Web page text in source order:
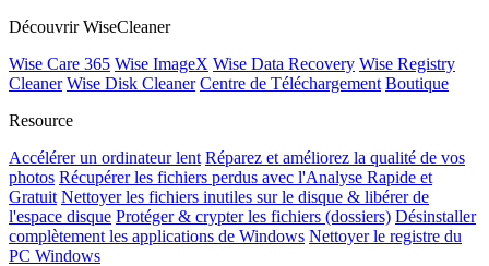
Découvrir WiseCleaner
Wise Care 365 Wise ImageX Wise Data Recovery Wise Registry
Cleaner Wise Disk Cleaner Centre de Téléchargement Boutique
Resource
Accélérer un ordinateur lent Réparez et améliorez la qualité de vos
photos Récupérer les fichiers perdus avec l'Analyse Rapide et
Gratuit Nettoyer les fichiers inutiles sur le disque & libérer de
l'espace disque Protéger & crypter les fichiers (dossiers) Désinstaller
complètement les applications de Windows Nettoyer le registre du
PC Windows